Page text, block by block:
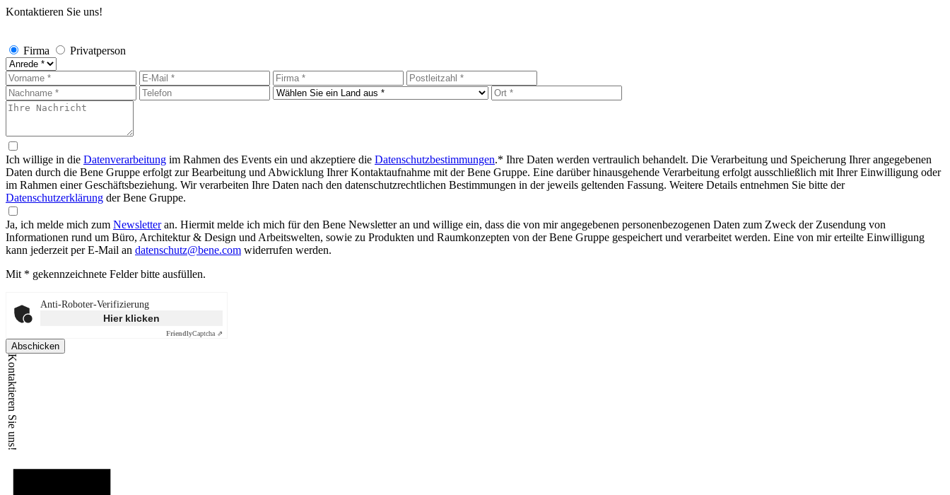
Kontaktieren Sie uns!
Firma Privatperson
Ich willige in die Datenverarbeitung im Rahmen des Events ein und akzeptiere die Datenschutzbestimmungen.* Ihre Daten werden vertraulich behandelt. Die Verarbeitung und Speicherung Ihrer angegebenen
Daten durch die Bene Gruppe erfolgt zur Bearbeitung und Abwicklung Ihrer Kontaktaufnahme mit der Bene Gruppe. Eine darüber hinausgehende Verarbeitung erfolgt ausschließlich mit Ihrer Einwilligung oder
im Rahmen einer Geschäftsbeziehung. Wir verarbeiten Ihre Daten nach den datenschutzrechtlichen Bestimmungen in der jeweils geltenden Fassung. Weitere Details entnehmen Sie bitte der
Datenschutzerklärung der Bene Gruppe.
Ja, ich melde mich zum Newsletteran. Hiermit melde ich mich für den Bene Newsletter an und willige ein, dass die von mir angegebenen personenbezogenen Daten zum Zweck der Zusendung von
Informationen rund um Büro, Architektur & Design und Arbeitswelten, sowie zu Produkten und Raumkonzepten von der Bene Gruppe gespeichert und verarbeitet werden. Eine von mir erteilte Einwilligung
kann jederzeit per E-Mail an datenschutz@bene.com widerrufen werden.
Mit * gekennzeichnete Felder bitte ausfüllen.
Anti-Roboter-Verifizierung
Hier klicken
FriendlyCaptcha ⇗
Abschicken
Kontaktieren Sie uns!